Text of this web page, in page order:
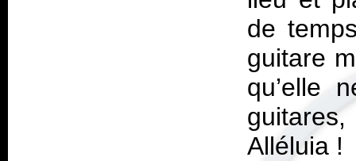
de
guitare
qu’elle
Alléluia !